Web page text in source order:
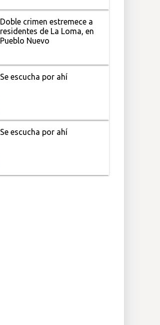
Doble crimen estremece a
residentes de La Loma, en
Pueblo Nuevo
Se escucha por ahí
Se escucha por ahí